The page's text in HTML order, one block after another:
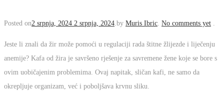
Posted on2 srpnja, 2024 2 srpnja, 2024.by Muris Ibric. No
Jeste li znali da žir može pomoći u regulaciji rada štitne
žlijezde i liječenju anemije? Kafa od žira je savršeno rješenje za
savremene žene koje se bore s ovim uobičajenim